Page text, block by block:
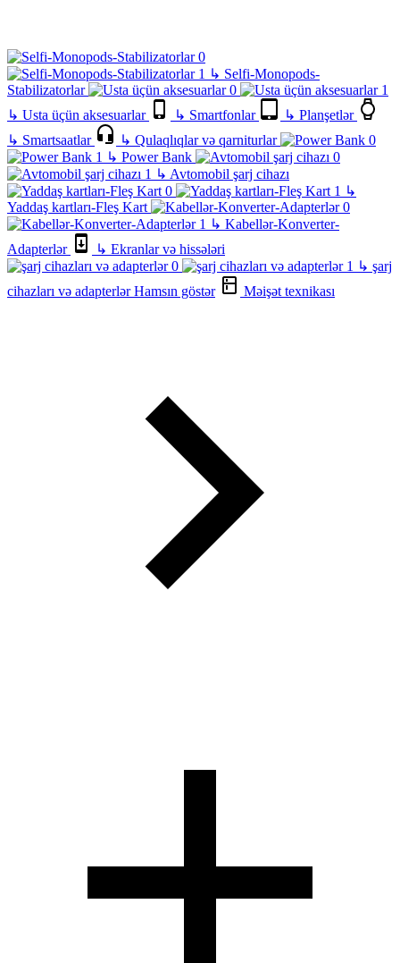
↳ Selfi-Monopods-
Stabilizatorlar
↳ Usta üçün aksesuarlar ↳ Smartfonlar ↳ Planşetlər
↳ Smartsaatlar ↳ Qulaqlıqlar və qarniturlar
↳ Power Bank
↳ Avtomobil şarj cihazı
↳
Yaddaş kartları-Fleş Kart
↳ Kabellər-Konverter-
Adapterlər
↳ Ekranlar və hissələri
↳ şarj
cihazları və adapterlərHamsın göstər Məişət texnikası